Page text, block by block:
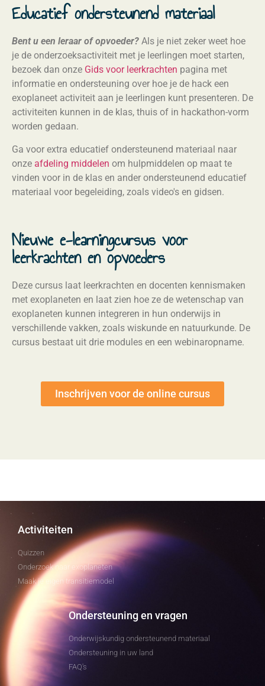
Educatief ondersteunend materiaal
Bent u een leraar of opvoeder? Als je niet zeker weet hoe
je de onderzoeksactiviteit met je leerlingen moet starten,
bezoek dan onze Gids voor leerkrachten pagina met
informatie en ondersteuning over hoe je de hack een
exoplaneet activiteit aan je leerlingen kunt presenteren. De
activiteiten kunnen in de klas, thuis of in hackathon-vorm
worden gedaan.
Ga voor extra educatief ondersteunend materiaal naar
onze afdeling middelen om hulpmiddelen op maat te
vinden voor in de klas en ander ondersteunend educatief
materiaal voor begeleiding, zoals video's en gidsen.
Nieuwe e-learningcursus voor
leerkrachten en opvoeders
Deze cursus laat leerkrachten en docenten kennismaken
met exoplaneten en laat zien hoe ze de wetenschap van
exoplaneten kunnen integreren in hun onderwijs in
verschillende vakken, zoals wiskunde en natuurkunde. De
cursus bestaat uit drie modules en een webinaropname.
Inschrijven voor de online cursus
Activiteiten
Quizzen
Onderzoek naar exoplaneten
Maak je eigen transitiemodel
Ondersteuning en vragen
Onderwijskundig ondersteunend materiaal
Ondersteuning in uw land
FAQ's